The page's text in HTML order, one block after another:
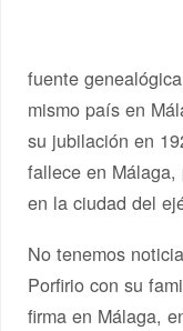
fuente
mismo país en
su jubilación en
fallece en
en la ciudad del
No tenemos
Porfirio con su
firma en Málaga,